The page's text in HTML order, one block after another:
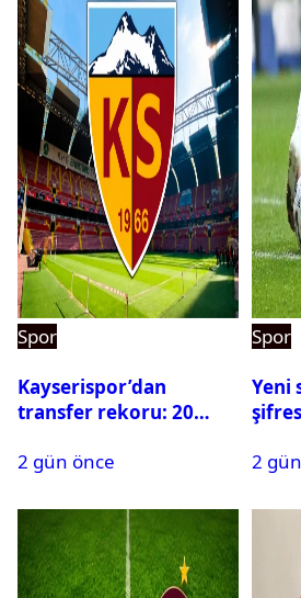
Spor
Kayserispor’dan
transfer rekoru: 20
2 gün önce
Spor
Yeni
2